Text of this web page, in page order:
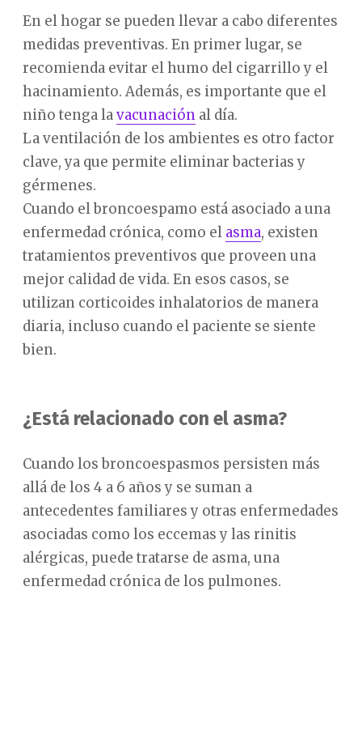
En el hogar se pueden llevar a cabo diferentes
medidas preventivas. En primer lugar, se
recomienda evitar el humo del cigarrillo y el
hacinamiento. Además, es importante que el
niño tenga lavacunaciónal día.
La ventilación de los ambientes es otro factor
clave, ya que permite eliminar bacterias y
gérmenes.
Cuando el broncoespamo está asociado a una
enfermedad crónica, como el asma, existen
tratamientos preventivos que proveen una
mejor calidad de vida. En esos casos, se
utilizan corticoides inhalatorios de manera
diaria, incluso cuando el paciente se siente
bien.
¿Está relacionado con el asma?
Cuando los broncoespasmos persisten más
allá de los 4 a 6 años y se suman a
antecedentes familiares y otras enfermedades
asociadas como los eccemas y las rinitis
alérgicas, puede tratarse de asma, una
enfermedad crónica de los pulmones.